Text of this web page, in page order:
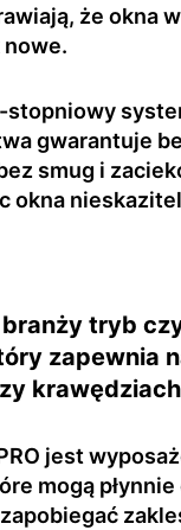
że okna
nowe.
stopniowy
gwarantuje
smug i
okna
tryb
zapewnia
jest
mogą płynnie